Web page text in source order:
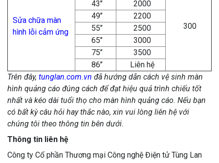
Sửa chữa màn
hình lỗi cảm ứng
300
43’’
2000
49’’
2200
55’’
2500
65’’
3000
75’’
3500
86’’
Liên hệ
Trên đây, tunglan.com.vn đã hướng dẫn cách vệ sinh màn
hình quảng cáo đúng cách để đạt hiệu quả trình chiếu tốt
nhất và kéo dài tuổi thọ cho màn hình quảng cáo. Nếu bạn
có bất kỳ câu hỏi hay thắc nào, xin vui lòng liên hệ với
chúng tôi theo thông tin bên dưới.
Thông tin liên hệ
Công ty Cổ phần Thương mại Công nghệ Điện tử Tùng Lan